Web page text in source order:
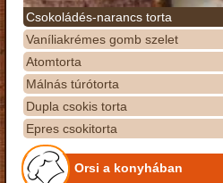
Csokoládés-narancs torta
Vaníliakrémes gomb szelet
Atomtorta
Málnás túrótorta
Dupla csokis torta
Epres csokitorta
Orsi a konyhában